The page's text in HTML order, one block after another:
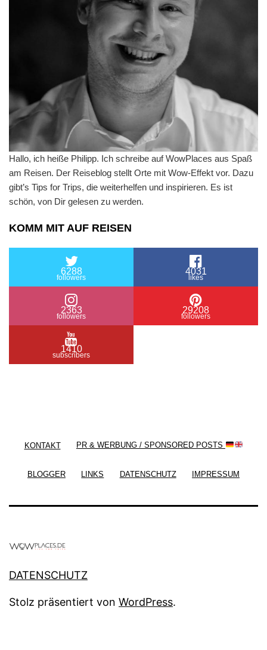
Hallo, ich heiße Philipp. Ich schreibe auf WowPlaces aus Spaß
am Reisen. Der Reiseblog stellt Orte mit Wow-Effekt vor. Dazu
gibt’s Tips for Trips, die weiterhelfen und inspirieren. Es ist
schön, von Dir gelesen zu werden.
KOMM MIT AUF REISEN
6288
followers
4031
likes
2363
followers
29208
followers
1410
subscribers
KONTAKT PR & WERBUNG / SPONSORED POSTS
BLOGGER LINKS DATENSCHUTZ IMPRESSUM
DATENSCHUTZ
Stolz präsentiert von WordPress.